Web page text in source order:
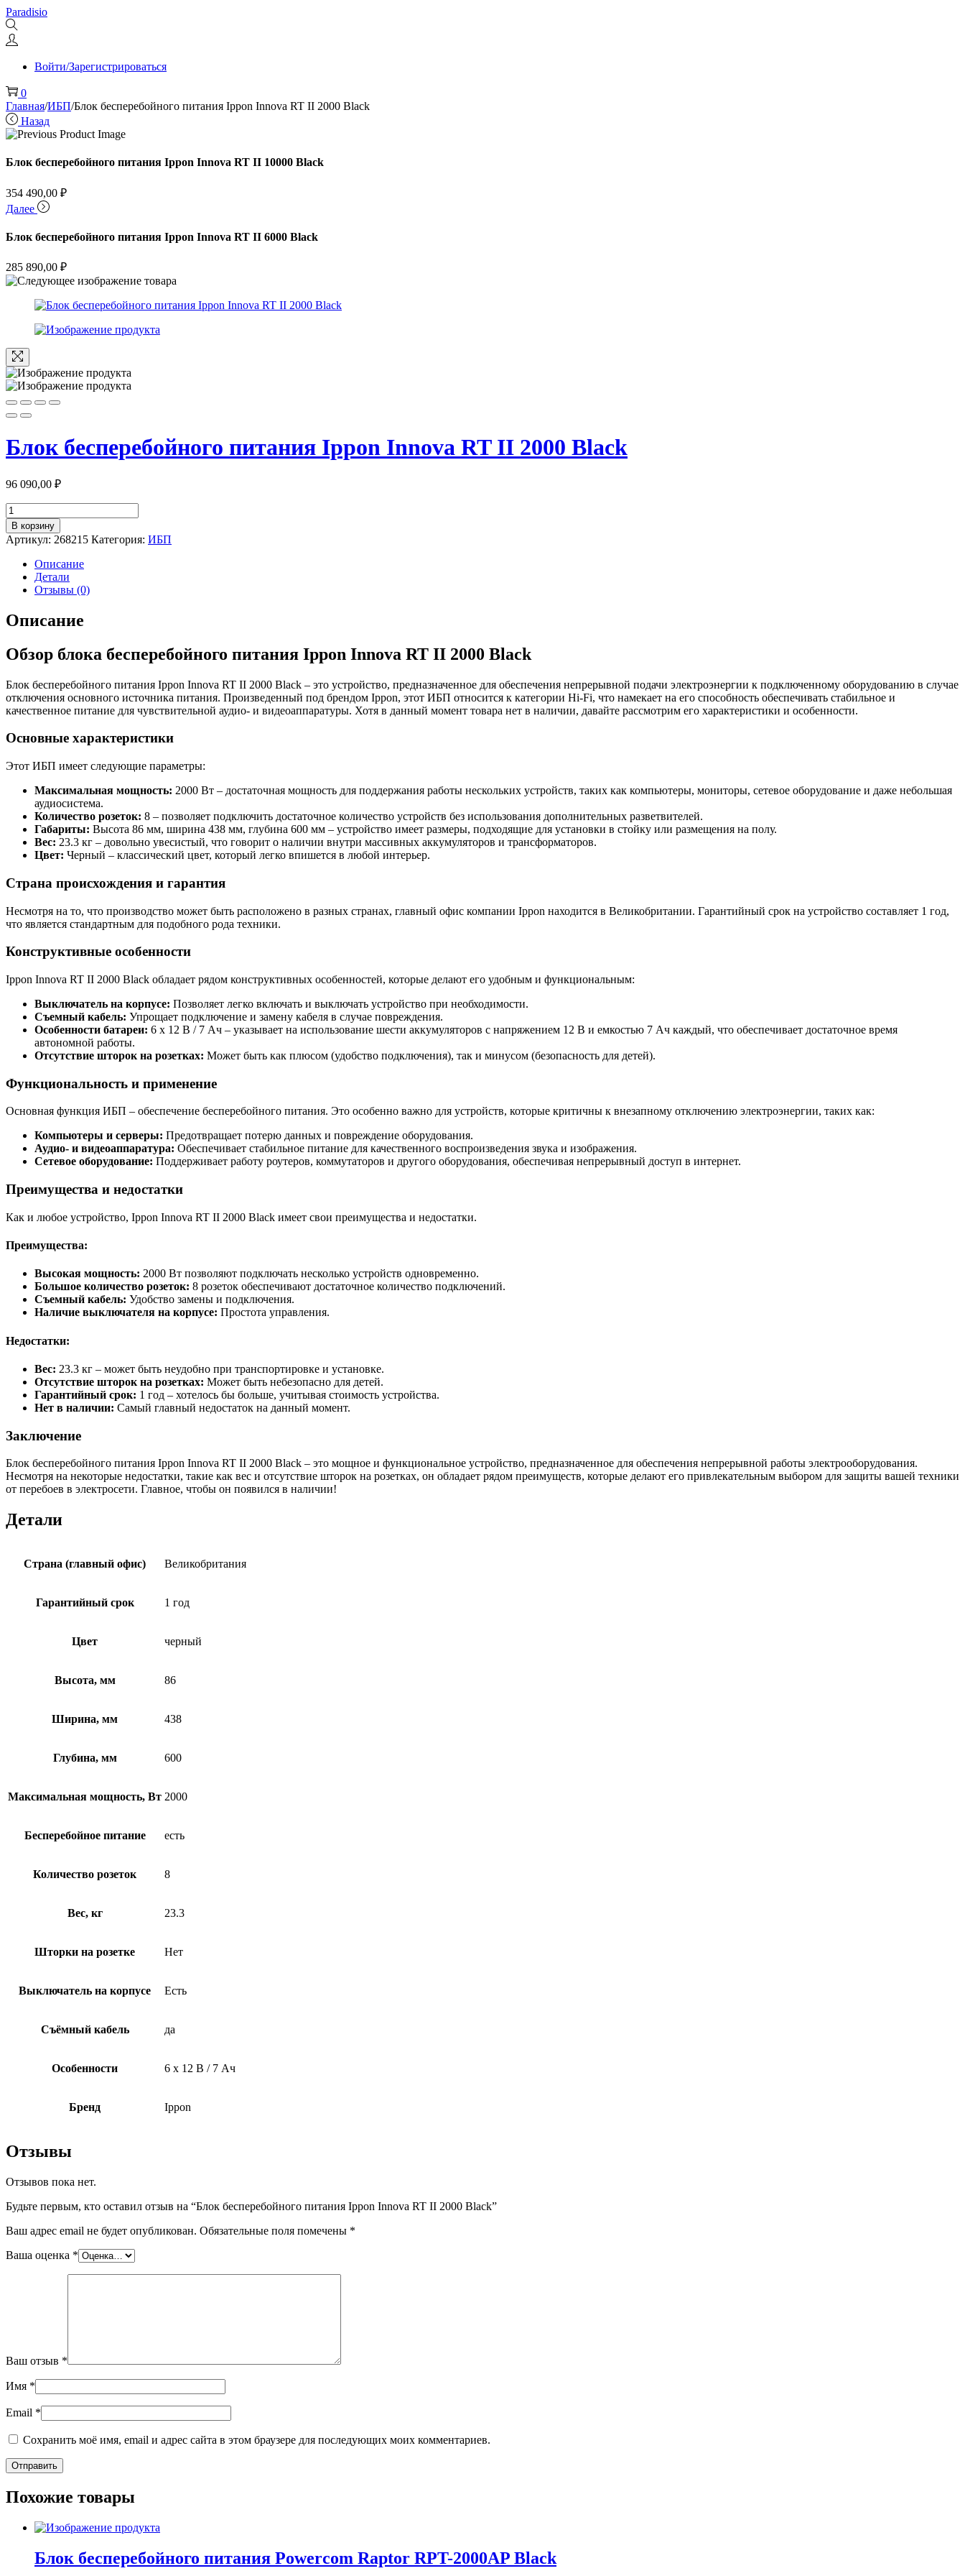
Перейти
к
навигации
Перейти
к
содержимому
Paradisio
Войти/Зарегистрироваться
0
Главная/ИБП/Блок бесперебойного питания Ippon Innova RT II 2000 Black
Назад
Блок бесперебойного питания Ippon Innova RT II 10000 Black
354 490,00 ₽
Далее
Блок бесперебойного питания Ippon Innova RT II 6000 Black
285 890,00 ₽
Блок бесперебойного питания Ippon Innova RT II 2000 Black
96 090,00 ₽
Количество
товара
Блок
бесперебойного
питания
Ippon
Innova
II
2000
В корзину
Артикул: 268215 Категория: ИБП
Описание
Детали
Отзывы (0)
Описание
Обзор блока бесперебойного питания Ippon Innova RT II 2000 Black
Блок бесперебойного питания Ippon Innova RT II 2000 Black – это устройство, предназначенное для обеспечения непрерывной подачи электроэнергии к подключенному оборудованию в случае
отключения основного источника питания. Произведенный под брендом Ippon, этот ИБП относится к категории Hi-Fi, что намекает на его способность обеспечивать стабильное и
качественное питание для чувствительной аудио- и видеоаппаратуры. Хотя в данный момент товара нет в наличии, давайте рассмотрим его характеристики и особенности.
Основные характеристики
Этот ИБП имеет следующие параметры:
Максимальная мощность: 2000 Вт – достаточная мощность для поддержания работы нескольких устройств, таких как компьютеры, мониторы, сетевое оборудование и даже небольшая
аудиосистема.
Количество розеток: 8 – позволяет подключить достаточное количество устройств без использования дополнительных разветвителей.
Габариты: Высота 86 мм, ширина 438 мм, глубина 600 мм – устройство имеет размеры, подходящие для установки в стойку или размещения на полу.
Вес: 23.3 кг – довольно увесистый, что говорит о наличии внутри массивных аккумуляторов и трансформаторов.
Цвет: Черный – классический цвет, который легко впишется в любой интерьер.
Страна происхождения и гарантия
Несмотря на то, что производство может быть расположено в разных странах, главный офис компании Ippon находится в Великобритании. Гарантийный срок на устройство составляет 1 год,
что является стандартным для подобного рода техники.
Конструктивные особенности
Ippon Innova RT II 2000 Black обладает рядом конструктивных особенностей, которые делают его удобным и функциональным:
Выключатель на корпусе: Позволяет легко включать и выключать устройство при необходимости.
Съемный кабель: Упрощает подключение и замену кабеля в случае повреждения.
Особенности батареи: 6 х 12 В / 7 Ач – указывает на использование шести аккумуляторов с напряжением 12 В и емкостью 7 Ач каждый, что обеспечивает достаточное время
автономной работы.
Отсутствие шторок на розетках: Может быть как плюсом (удобство подключения), так и минусом (безопасность для детей).
Функциональность и применение
Основная функция ИБП – обеспечение бесперебойного питания. Это особенно важно для устройств, которые критичны к внезапному отключению электроэнергии, таких как:
Компьютеры и серверы: Предотвращает потерю данных и повреждение оборудования.
Аудио- и видеоаппаратура: Обеспечивает стабильное питание для качественного воспроизведения звука и изображения.
Сетевое оборудование: Поддерживает работу роутеров, коммутаторов и другого оборудования, обеспечивая непрерывный доступ в интернет.
Преимущества и недостатки
Как и любое устройство, Ippon Innova RT II 2000 Black имеет свои преимущества и недостатки.
Преимущества:
Высокая мощность: 2000 Вт позволяют подключать несколько устройств одновременно.
Большое количество розеток: 8 розеток обеспечивают достаточное количество подключений.
Съемный кабель: Удобство замены и подключения.
Наличие выключателя на корпусе: Простота управления.
Недостатки:
Вес: 23.3 кг – может быть неудобно при транспортировке и установке.
Отсутствие шторок на розетках: Может быть небезопасно для детей.
Гарантийный срок: 1 год – хотелось бы больше, учитывая стоимость устройства.
Нет в наличии: Самый главный недостаток на данный момент.
Заключение
Блок бесперебойного питания Ippon Innova RT II 2000 Black – это мощное и функциональное устройство, предназначенное для обеспечения непрерывной работы электрооборудования.
Несмотря на некоторые недостатки, такие как вес и отсутствие шторок на розетках, он обладает рядом преимуществ, которые делают его привлекательным выбором для защиты вашей техники
от перебоев в электросети. Главное, чтобы он появился в наличии!
Детали
Страна (главный офис) Великобритания
Гарантийный срок 1 год
Цвет черный
Высота, мм 86
Ширина, мм 438
Глубина, мм 600
Максимальная мощность, Вт 2000
Бесперебойное питание есть
Количество розеток 8
Вес, кг 23.3
Шторки на розетке Нет
Выключатель на корпусе Есть
Съёмный кабель да
Особенности 6 х 12 В / 7 Ач
Бренд Ippon
Отзывы
Отзывов пока нет.
Будьте первым, кто оставил отзыв на “Блок бесперебойного питания Ippon Innova RT II 2000 Black”
Ваш адрес email не будет опубликован. Обязательные поля помечены *
Ваша оценка *
Ваш отзыв *
Имя *
Email *
Сохранить моё имя, email и адрес сайта в этом браузере для последующих моих комментариев.
Похожие товары
Блок бесперебойного питания Powercom Raptor RPT-2000AP Black